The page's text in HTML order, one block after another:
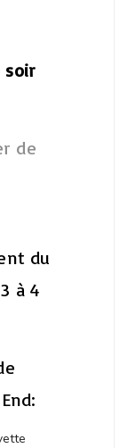
soir
de
du
à 4